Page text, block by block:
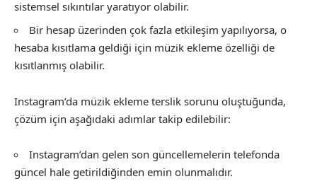
sistemsel sıkıntılar yaratıyor olabilir.
Bir hesap üzerinden çok fazla etkileşim yapılıyorsa, o
hesaba kısıtlama geldiği için müzik ekleme özelliği de
kısıtlanmış olabilir.
Instagram’da müzik ekleme terslik sorunu oluştuğunda,
çözüm için aşağıdaki adımlar takip edilebilir:
Instagram’dan gelen son güncellemelerin telefonda
güncel hale getirildiğinden emin olunmalıdır.